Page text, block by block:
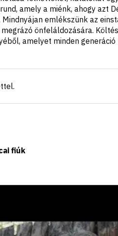
amely a miénk, ahogy azt
emlékszünk az
önfeláldozására.
amelyet minden
.
fiúk